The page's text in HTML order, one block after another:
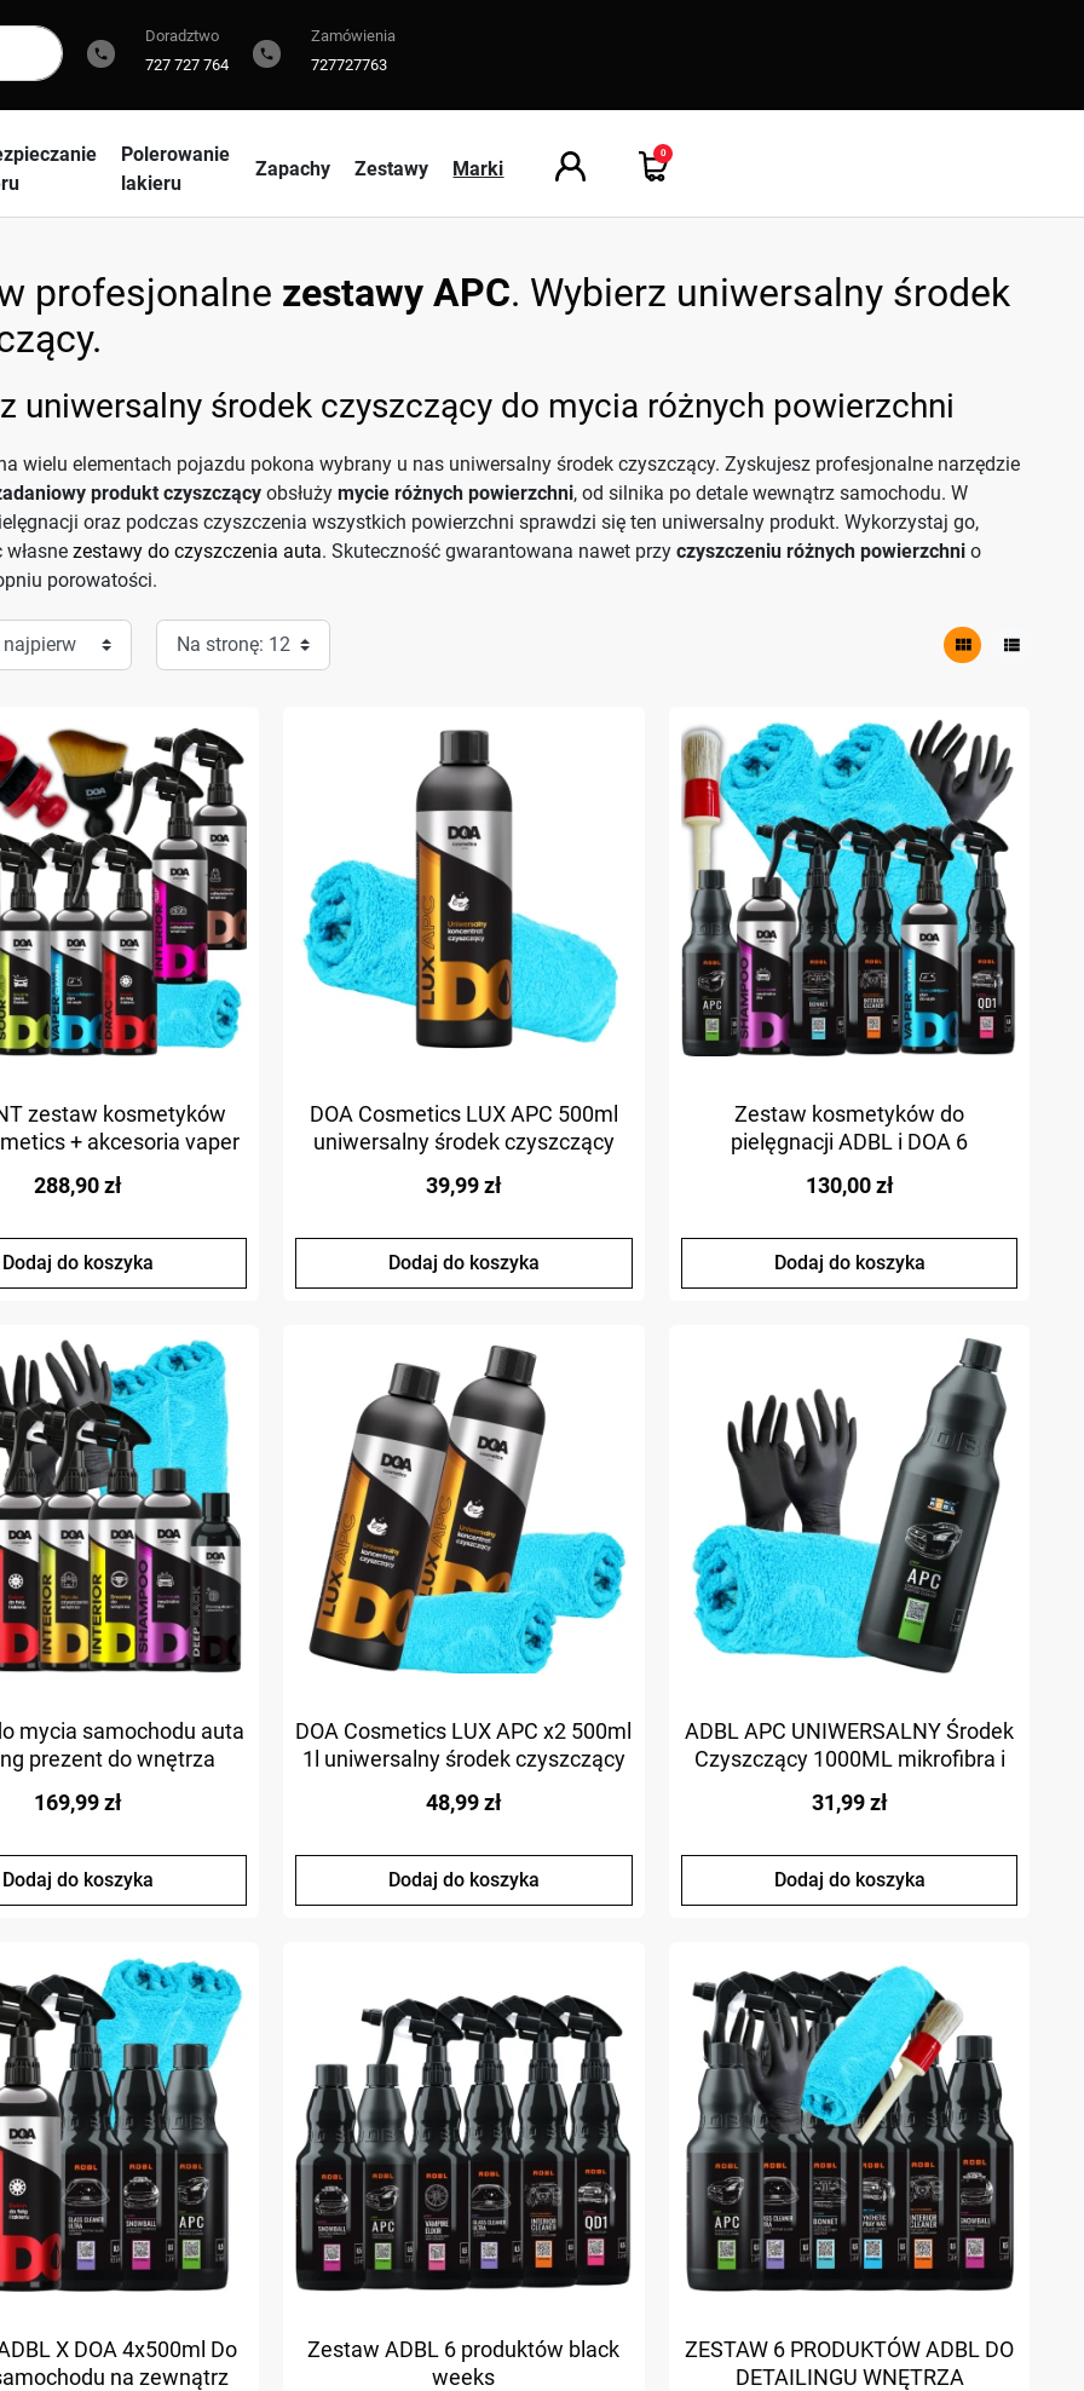
phone
Doradztwo
727 727 764
phone
Zamówienia
727727763
Polerowanie
lakieru
Zapachy Zestawy Marki
0
profesjonalne zestawy APC. Wybierz uniwersalny środek
uniwersalny środek czyszczący do mycia różnych powierzchni
wielu elementach pojazdu pokona wybrany u nas uniwersalny środek czyszczący. Zyskujesz profesjonalne narzędzie
produkt czyszczący obsłużymycie różnych powierzchni, od silnika po detale wewnątrz samochodu. W
oraz podczas czyszczenia wszystkich powierzchni sprawdzi się ten uniwersalny produkt. Wykorzystaj go,
własnezestawy do czyszczenia auta. Skuteczność gwarantowana nawet przyczyszczeniu różnych powierzchni o
porowatości.
view_module view_list
zestaw kosmetyków
+ akcesoria vaper
288,90 zł
Dodaj do koszyka
DOA Cosmetics LUX APC 500ml
uniwersalny środek czyszczący
39,99 zł
Dodaj do koszyka
Zestaw kosmetyków do
pielęgnacji ADBL i DOA 6
130,00 zł
Dodaj do koszyka
mycia samochodu auta
prezent do wnętrza
169,99 zł
Dodaj do koszyka
DOA Cosmetics LUX APC x2 500ml
1l uniwersalny środek czyszczący
zestaw z mikrofibrami
48,99 zł
Dodaj do koszyka
ADBL APC UNIWERSALNY Środek
Czyszczący 1000ML mikrofibra i
rękawiczka nitrylowa
31,99 zł
Dodaj do koszyka
X DOA 4x500ml Do
na zewnątrz
Zestaw ADBL 6 produktów black
weeks
ZESTAW 6 PRODUKTÓW ADBL DO
DETAILINGU WNĘTRZA